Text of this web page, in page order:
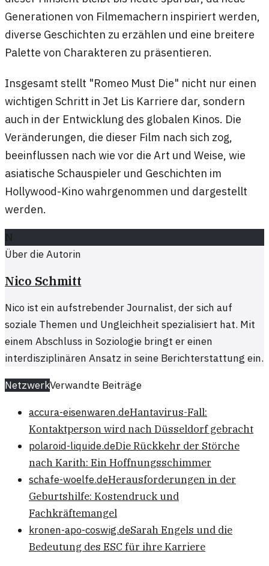
Generationen von Filmemachern inspiriert werden,
diverse Geschichten zu erzählen und eine breitere
Palette von Charakteren zu präsentieren.
Insgesamt stellt "Romeo Must Die" nicht nur einen
wichtigen Schritt in Jet Lis Karriere dar, sondern
auch in der Entwicklung des globalen Kinos. Die
Veränderungen, die dieser Film nach sich zog,
beeinflussen nach wie vor die Art und Weise, wie
asiatische Schauspieler und Geschichten im
Hollywood-Kino wahrgenommen und dargestellt
werden.
N
Über die Autorin
Nico Schmitt
Nico ist ein aufstrebender Journalist, der sich auf
soziale Themen und Ungleichheit spezialisiert hat. Mit
einem Abschluss in Soziologie bringt er einen
interdisziplinären Ansatz in seine Berichterstattung ein.
NetzwerkVerwandte Beiträge
accura-eisenwaren.deHantavirus-Fall:
Kontaktperson wird nach Düsseldorf gebracht
polaroid-liquide.deDie Rückkehr der Störche
nach Karith: Ein Hoffnungsschimmer
schafe-woelfe.deHerausforderungen in der
Geburtshilfe: Kostendruck und
Fachkräftemangel
kronen-apo-coswig.deSarah Engels und die
Bedeutung des ESC für ihre Karriere